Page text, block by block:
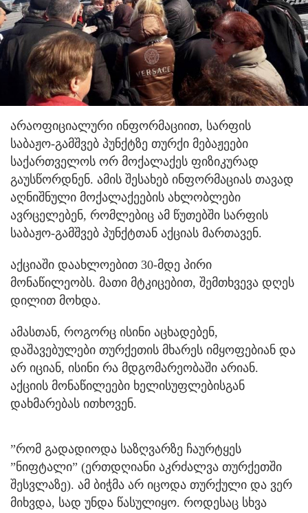
არაოფიციალური ინფორმაციით, სარფის
საბაჟო-გამშვებ პუნქტზე თურქი მებაჟეები
საქართველოს ორ მოქალაქეს ფიზიკურად
გაუსწორდნენ. ამის შესახებ ინფორმაციას თავად
აღნიშნული მოქალაქეების ახლობლები
ავრცელებენ, რომლებიც ამ წუთებში სარფის
საბაჟო-გამშვებ პუნქტთან აქციას მართავენ.
აქციაში დაახლოებით 30-მდე პირი
მონაწილეობს. მათი მტკიცებით, შემთხვევა დღეს
დილით მოხდა.
ამასთან, როგორც ისინი აცხადებენ,
დაშავებულები თურქეთის მხარეს იმყოფებიან და
არ იციან, ისინი რა მდგომარეობაში არიან.
აქციის მონაწილეები ხელისუფლებისგან
დახმარებას ითხოვენ.
”რომ გადადიოდა საზღვარზე ჩაურტყეს
”ნიფტალი” (ერთდღიანი აკრძალვა თურქეთში
შესვლაზე). ამ ბიჭმა არ იცოდა თურქული და ვერ
მიხვდა, სად უნდა წასულიყო. როდესაც სხვა